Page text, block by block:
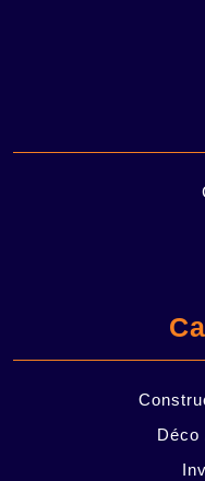
Déco